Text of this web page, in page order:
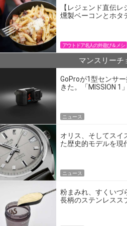
【レジェンド直伝
燻製ベーコンとホタ
アウトドア名人の外遊び＆メシ
マンスリーチ
GoProが1型センサ
きた。「MISSION 1
ニュース
オリス、そしてスイ
た歴史的モデルを現
ニュース
粉まみれ、すくいづ
長柄のステンレスス